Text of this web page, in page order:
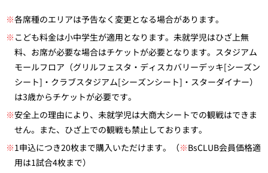
※各席種のエリアは予告なく変更となる場合があります。
※ こども料金は小中学生が適用となります。未就学児はひざ上無
料、お席が必要な場合はチケットが必要となります。スタジアム
モールフロア（グリルフェスタ・ディスカバリーデッキ[シーズン
シート]・クラブスタジアム[シーズンシート]・スターダイナー）
は3歳からチケットが必要です。
※安全上の理由により、未就学児は大商大シートでの観戦はできま
せん。また、ひざ上での観戦も禁止しております。
※1申込につき20枚まで購入いただけます。（※BsCLUB会員価格適
用は1試合4枚まで）